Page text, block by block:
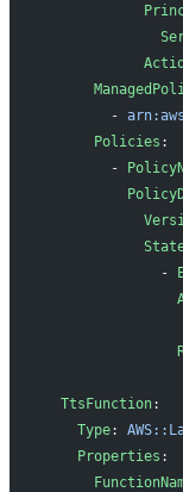
        -
      Policies
:
        -
              -
  TtsFunction
:
    Type
:
    Properties
: